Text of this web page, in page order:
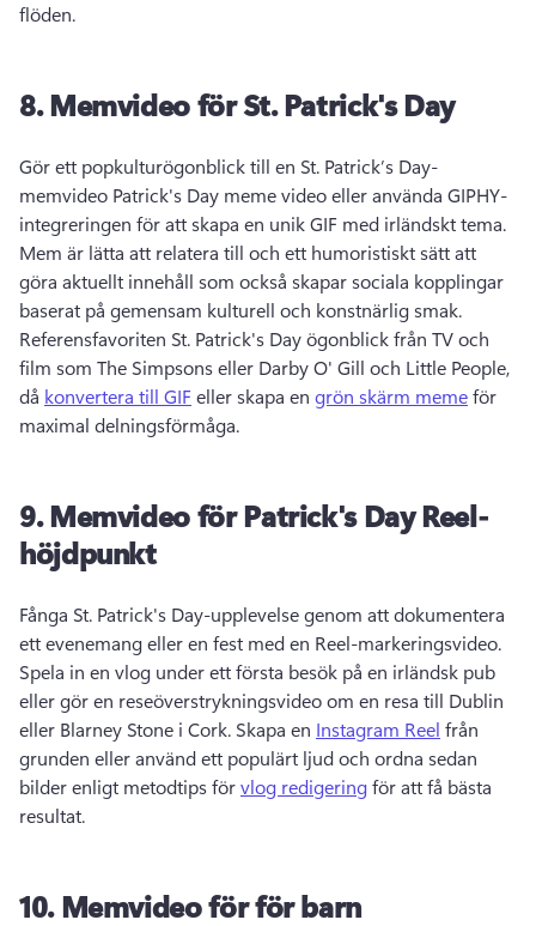
flöden.
8.Memvideo förSt. Patrick's Day
Gör ett popkulturögonblick till en St. Patrick’s Day-
memvideo Patrick's Day meme video eller använda GIPHY-
Mem är lätta att relatera till och ett humoristiskt sätt att
göra aktuellt innehåll som också skapar sociala kopplingar
Referensfavoriten St. Patrick's Day ögonblick från TV och
film som The Simpsons eller Darby O' Gill och Little People,
då konvertera till GIF eller skapa en grön skärm meme för
maximal delningsförmåga.
9.Memvideo förPatrick's Day Reel-
höjdpunkt
Fånga St. Patrick's Day-upplevelse genom att dokumentera
Spela in en vlog under ett första besök på en irländsk pub
eller gör en reseöverstrykningsvideo om en resa till Dublin
eller Blarney Stone i Cork. Skapa en Instagram Reel från
grunden eller använd ett populärt ljud och ordna sedan
bilder enligt metodtips för vlog redigering för att få bästa
resultat.
10.Memvideo förför barn